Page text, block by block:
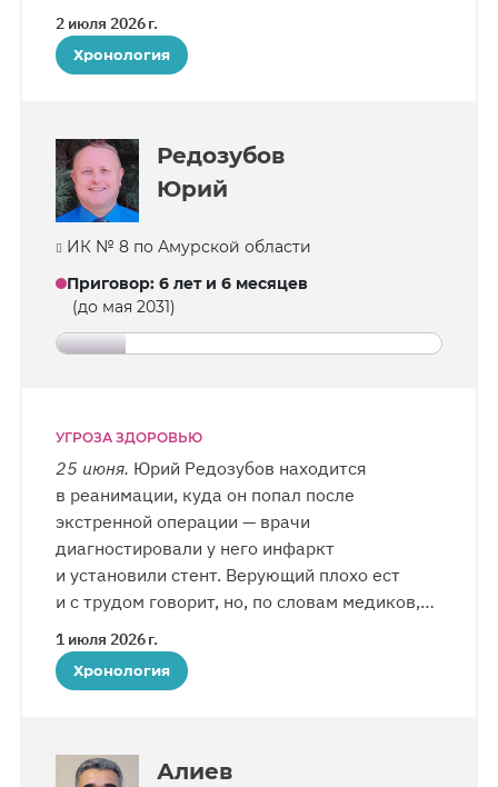
от 10 до 40 в неделю, хотя бывало, что
их не выдавали по две недели подряд. Часть
с задержкой до месяца.
2 июля 2026 г.
Хронология
Редозубов
Юрий
ИК № 8 по Амурской области
Приговор: 6 лет и 6 месяцев
(до мая 2031)
УГРОЗА ЗДОРОВЬЮ
25 июня. Юрий Редозубов находится
в реанимации, куда он попал после
экстренной операции — врачи
диагностировали у него инфаркт
и установили стент. Верующий плохо ест
и с трудом говорит, но, по словам медиков,
1 июля 2026 г.
Хронология
Алиев